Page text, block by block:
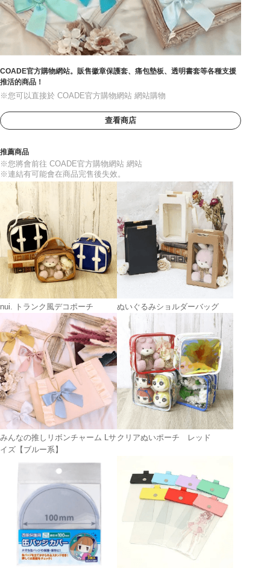
COADE官方購物網站。販售徽章保護套、痛包墊板、透明書套等各種支援
推活的商品！
※您可以直接於 COADE官方購物網站 網站購物
查看商店
推薦商品
※您將會前往 COADE官方購物網站 網站
※連結有可能會在商品完售後失效。
nui. トランク風デコポーチ ぬいぐるみショルダーバッグ
みんなの推しリボンチャーム Lサ
イズ【ブルー系】
クリアぬいポーチ レッド